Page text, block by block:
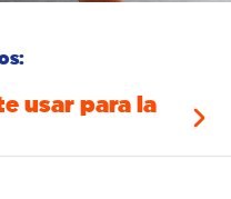
usar para la